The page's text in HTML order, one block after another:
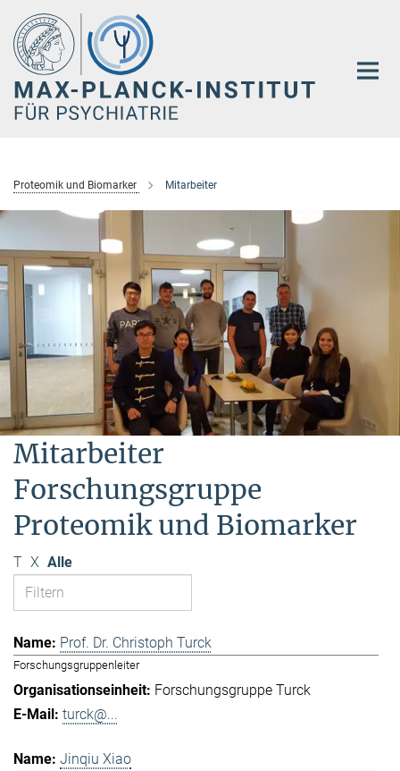
Hauptinhalt
Proteomik und Biomarker Mitarbeiter
Mitarbeiter
Forschungsgruppe
Proteomik und Biomarker
T X Alle
Prof. Dr. Christoph Turck
Forschungsgruppenleiter
Forschungsgruppe Turck
turck@...
Jinqiu Xiao